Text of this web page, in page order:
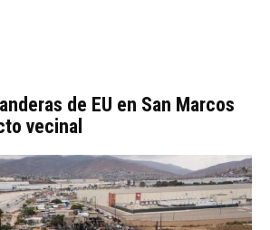
de EU en San Marcos
vecinal